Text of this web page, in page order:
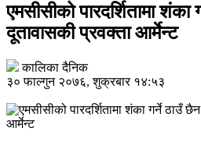
एमसीसीको पारदर्शितामा
दूतावासकी प्रवक्ता आर्मेन्ट
कालिका दैनिक
३० फाल्गुन २०७६, शुक्रबार १४:५३